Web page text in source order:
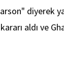
diyerek
aldı ve